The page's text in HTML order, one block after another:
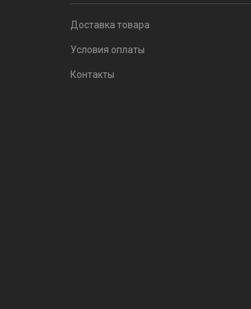
Доставка товара
Условия оплаты
Контакты